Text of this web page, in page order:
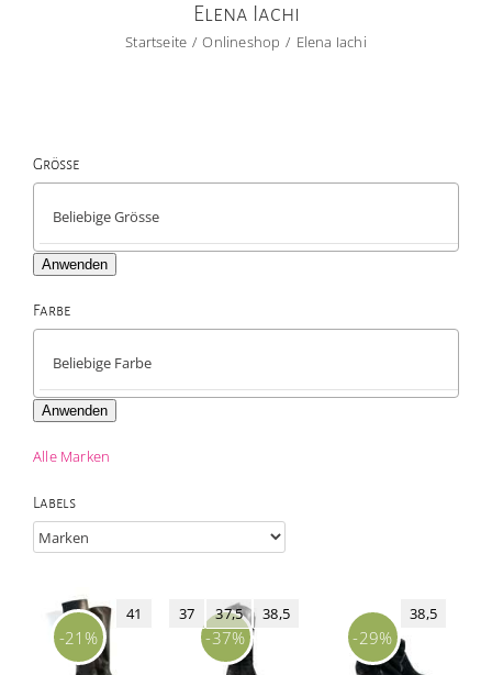
Elena Iachi
Startseite Onlineshop Elena Iachi
-21%
41
-37%
37 37,5 38,5
-29%
38,5
Grösse
Anwenden
Farbe
Anwenden
Alle Marken
Labels